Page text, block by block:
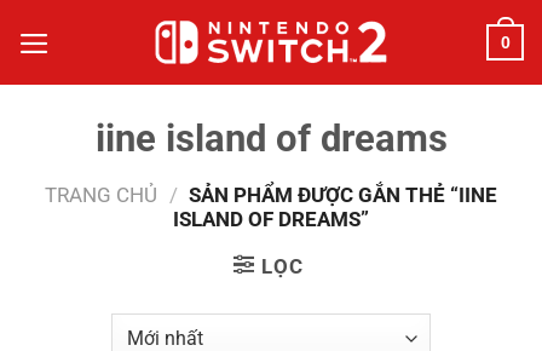
qua
nội
0
iine island of dreams
TRANG CHỦ / SẢN PHẨM ĐƯỢC GẮN THẺ “IINE
ISLAND OF DREAMS”
LỌC